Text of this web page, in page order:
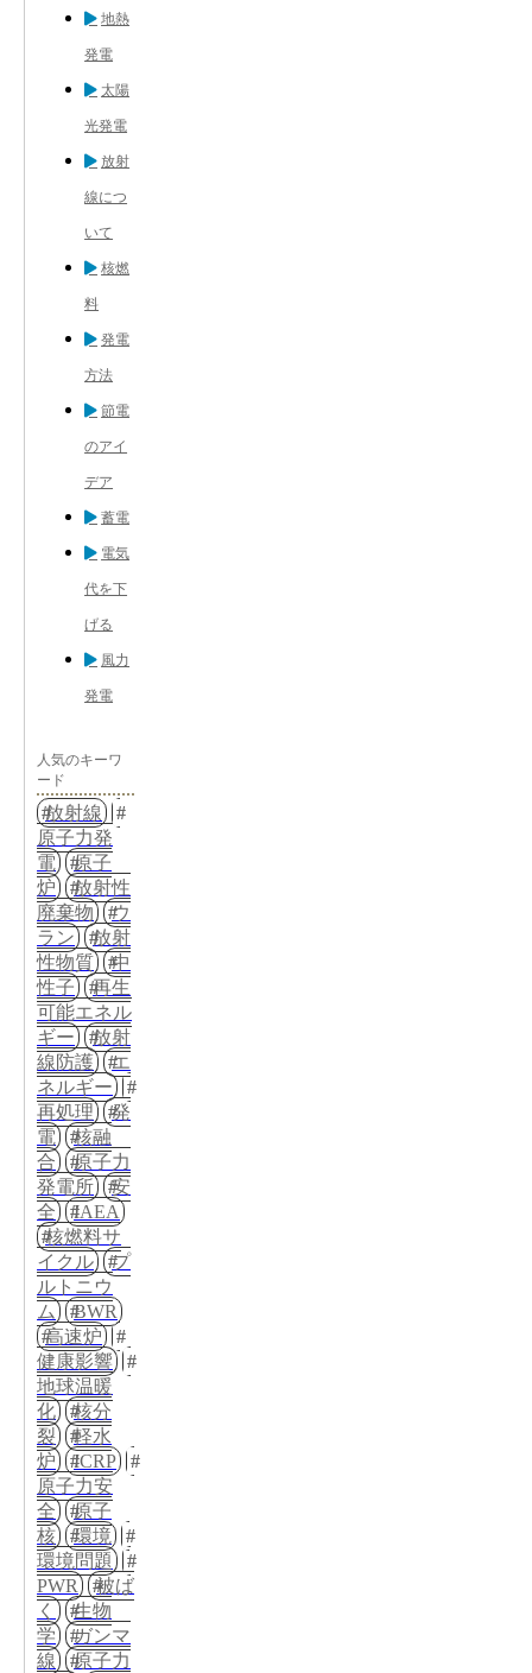
地熱
発電
太陽
光発電
放射
線につ
いて
核燃
料
発電
方法
節電
のアイ
デア
蓄電
電気
代を下
げる
風力
発電
人気のキーワ
ード
放射線
原子力発
電
原子
炉
放射性
廃棄物
ウ
ラン
放射
性物質
中
性子
再生
可能エネル
ギー
放射
線防護
エ
ネルギー
再処理
発
電
核融
合
原子力
発電所
安
全
IAEA
核燃料サ
イクル
プ
ルトニウ
ム
BWR
高速炉
健康影響
地球温暖
化
核分
裂
軽水
炉
ICRP
原子力安
全
原子
核
環境
環境問題
PWR
被ば
く
生物
学
ガンマ
線
原子力